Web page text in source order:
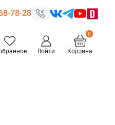
78-28
Войти Корзина